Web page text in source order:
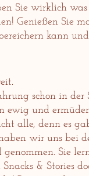
Sie wirklich was
Genießen Sie
kann
schon in der
ewig und
alle, denn es
wir uns bei
genommen. Sie
& Stories